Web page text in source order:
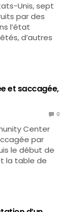
Unis, sept
par des
l’état
d’autres
et saccagée,
0
Center
par
le début de
la table de